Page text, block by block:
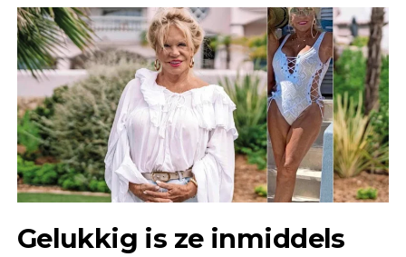
Gelukkig is ze inmiddels